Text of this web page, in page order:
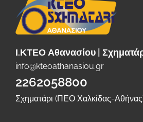
Ι.ΚΤΕΟ Αθανασίου |
info@kteoathanasiou.gr
2262058800
Σχηματάρι (ΠΕΟ Χαλκίδας-